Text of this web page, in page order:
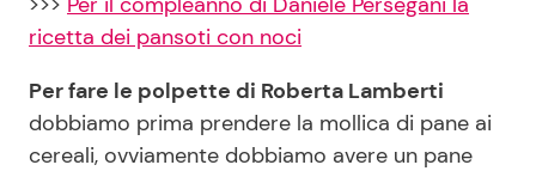
ricetta dei pansoti con noci
Per fare le polpette di Roberta Lamberti
dobbiamo prima prendere la mollica di pane ai
cereali, ovviamente dobbiamo avere un pane